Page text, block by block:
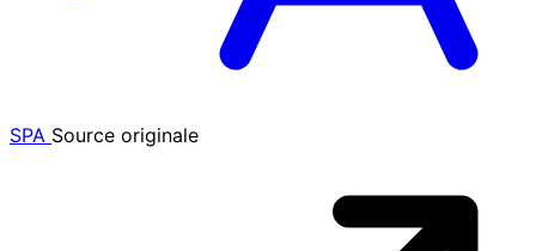
SPA Source originale